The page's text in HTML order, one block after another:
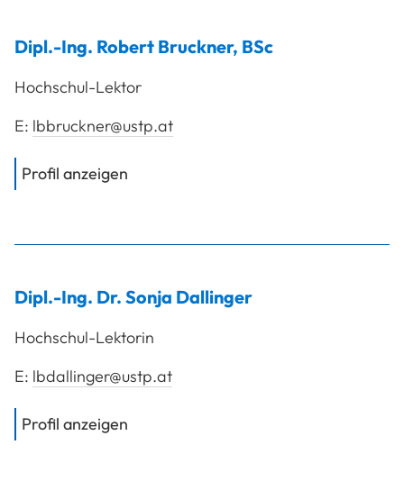
Dipl.-Ing. Robert Bruckner, BSc
Hochschul-Lektor
E: lbbruckner@ustp.at
Profil anzeigen
Dipl.-Ing. Dr. Sonja Dallinger
Hochschul-Lektorin
E: lbdallinger@ustp.at
Profil anzeigen